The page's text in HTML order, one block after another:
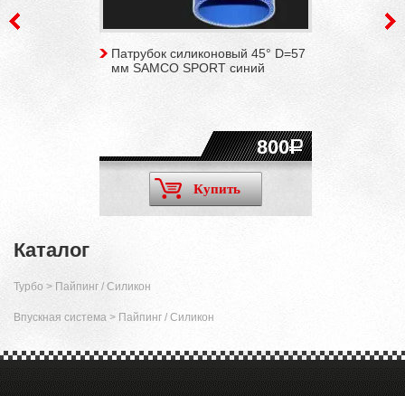
Патрубок силиконовый 45° D=57
мм SAMCO SPORT синий
800
Купить
Каталог
Турбо > Пайпинг / Силикон
Впускная система > Пайпинг / Силикон